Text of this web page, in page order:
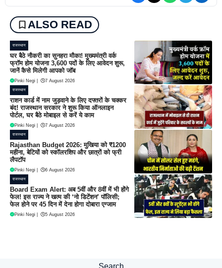
ALSO READ
राजस्थान
घर बैठे नौकरी का सुनहरा मौका! मुख्यमंत्री वर्क
फ्रॉम होम योजना 3,600 पदों के लिए आवेदन शुरू,
जानें कैसे मिलेगी आपको जॉब
Pinki Negi 7 August 2026
राजस्थान
राशन कार्ड में नाम जुड़वाने के लिए दफ्तरों के चक्कर
बंद! राजस्थान सरकार ने शुरू किया ऑनलाइन
पोर्टल, घर बैठे मोबाइल से करें ये काम
Pinki Negi 7 August 2026
राजस्थान
Rajasthan Budget 2026: मुखिया को ₹1200
महीना, बेटियों को स्कॉलरशिप और छात्रों को फ्री
लैपटॉप
Pinki Negi 6 August 2026
राजस्थान
Board Exam Alert: अब 5वीं और 8वीं में भी होंगे
फेल! इस राज्य ने खत्म की ‘नो डिटेंशन’ पॉलिसी;
फेल होने पर 45 दिन में देना होगा दोबारा एग्जाम
Pinki Negi 5 August 2026
Search